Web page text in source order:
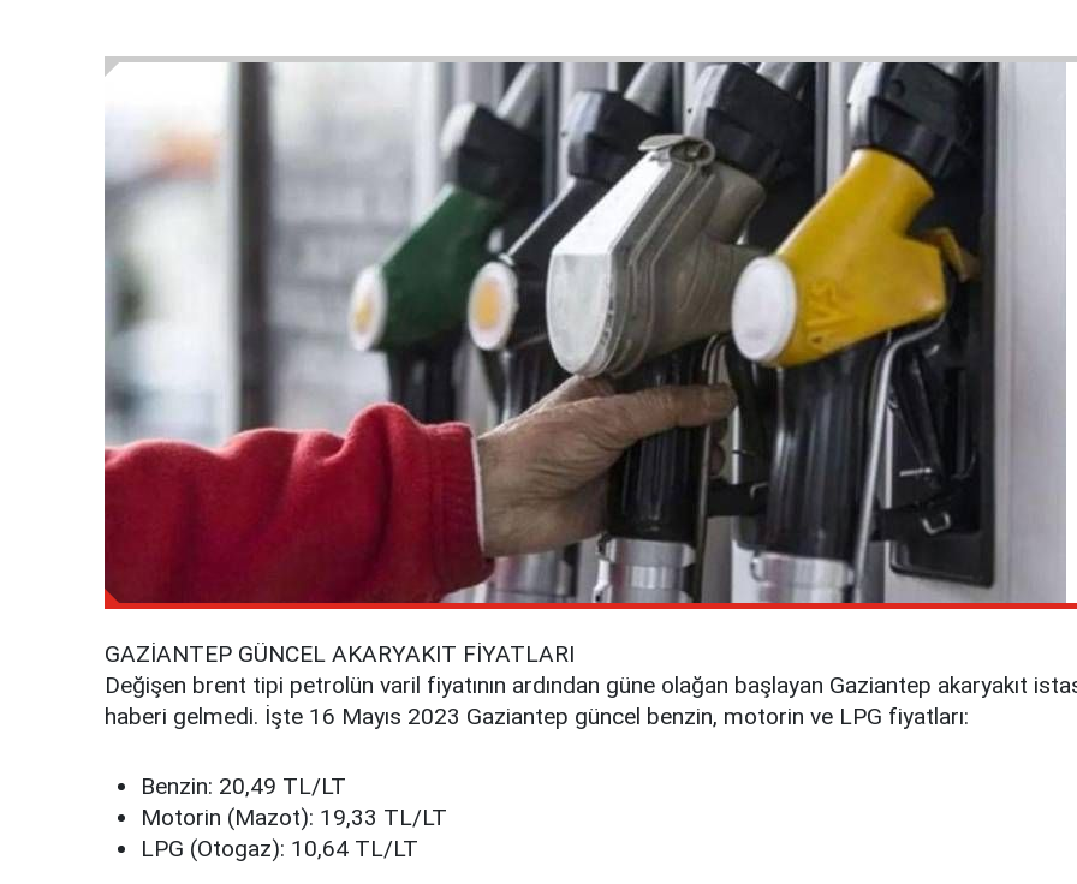
GAZİANTEP GÜNCEL AKARYAKIT FİYATLARI
Değişen brent tipi petrolün varil fiyatının ardından güne olağan başlayan Gaziantep akaryakıt
haberi gelmedi. İşte 16 Mayıs 2023 Gaziantep güncel benzin, motorin ve LPG fiyatları:
Benzin: 20,49 TL/LT
Motorin (Mazot): 19,33 TL/LT
LPG (Otogaz): 10,64 TL/LT